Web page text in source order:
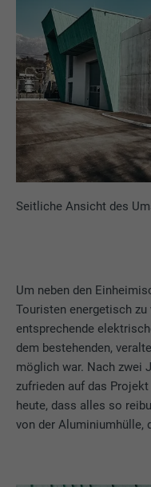
Seitliche Ansicht des
Um neben den
Touristen energetisch
entsprechende
dem bestehenden,
möglich war. Nach zwei
zufrieden auf das
heute, dass alles so
von der Aluminiumhülle,